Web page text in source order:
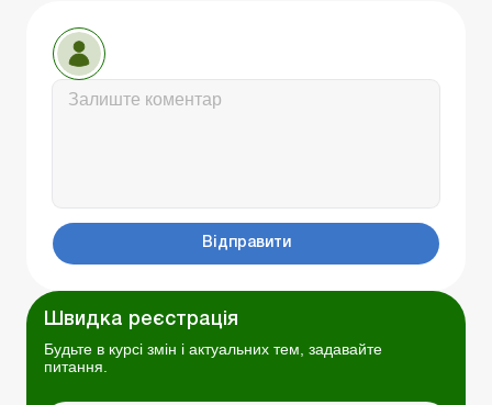
Відправити
Швидка реєстрація
Будьте в курсі змін і актуальних тем, задавайте
питання.